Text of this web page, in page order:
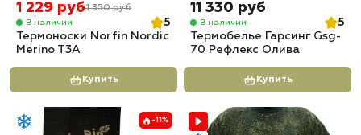
1 229 руб1 350 руб
В наличии
5
Термоноски Norfin Nordic
Merino T3A
Купить
11 330 руб
В наличии
5
Термобелье Гарсинг Gsg-
70 Рефлекс Олива
Купить
-11%